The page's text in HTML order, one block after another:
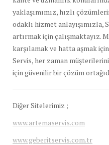
yaklaşımımız, hızlı
odaklı hizmet anlayışımızla,
artırmak için çalışmaktayız.
karşılamak ve hatta aşmak
Servis, her zaman
için güvenilir bir çözüm
Diğer Sitelerimiz ;
www.artemaservis.com
www.geberitservis.com.tr